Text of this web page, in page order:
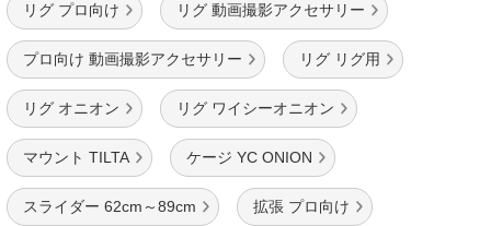
リグ プロ向け リグ 動画撮影アクセサリー
プロ向け 動画撮影アクセサリー リグ リグ用
リグ オニオン リグ ワイシーオニオン
マウント TILTA ケージ YC ONION
スライダー 62cm～89cm 拡張 プロ向け